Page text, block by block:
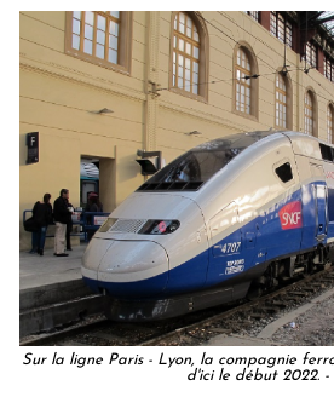
Sur la ligne Paris - Lyon, la compagnie
d'ici le début 2022. -